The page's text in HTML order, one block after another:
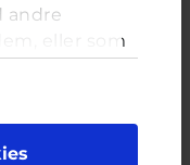
andre
eller som
af deres
cookies,
vores